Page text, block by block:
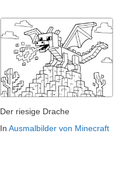
Der riesige Drache
In Ausmalbilder von Minecraft